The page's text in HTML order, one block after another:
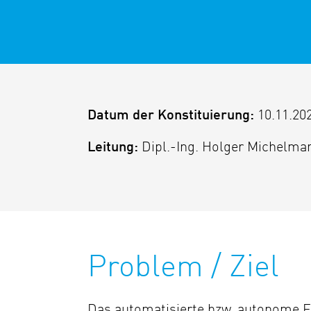
Datum der Konstituierung:
Leitung: Dipl.-Ing. Holger
Problem / Ziel